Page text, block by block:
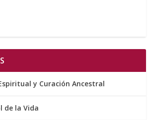
y Curación Ancestral
de la Vida